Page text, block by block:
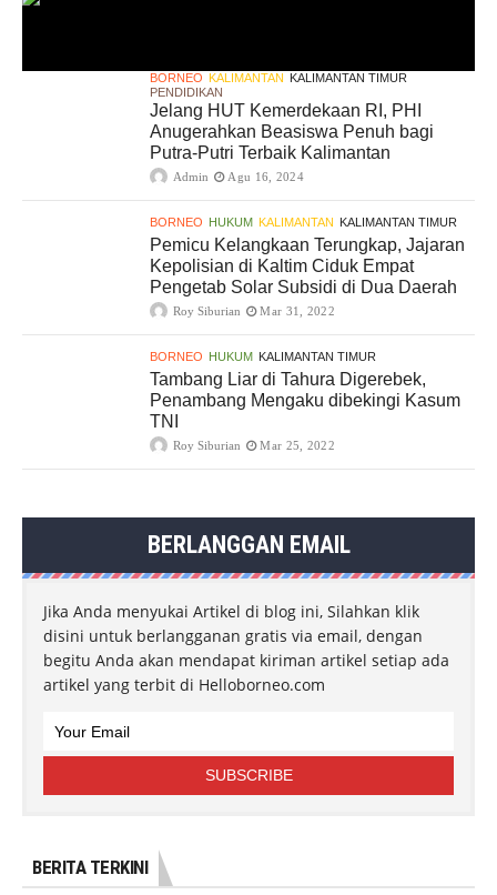
BORNEO KALIMANTAN
KALIMANTAN TIMUR
PENDIDIKAN
Jelang HUT Kemerdekaan RI, PHI
Anugerahkan Beasiswa Penuh bagi
Putra-Putri Terbaik Kalimantan
Admin Agu 16, 2024
BORNEO HUKUM KALIMANTAN KALIMANTAN TIMUR
Pemicu Kelangkaan Terungkap, Jajaran
Kepolisian di Kaltim Ciduk Empat
Pengetab Solar Subsidi di Dua Daerah
Roy Siburian Mar 31, 2022
BORNEO HUKUM KALIMANTAN TIMUR
Tambang Liar di Tahura Digerebek,
Penambang Mengaku dibekingi Kasum
TNI
Roy Siburian Mar 25, 2022
BERLANGGAN EMAIL
Jika Anda menyukai Artikel di blog ini, Silahkan klik
disini untuk berlangganan gratis via email, dengan
begitu Anda akan mendapat kiriman artikel setiap ada
artikel yang terbit di Helloborneo.com
BERITA TERKINI